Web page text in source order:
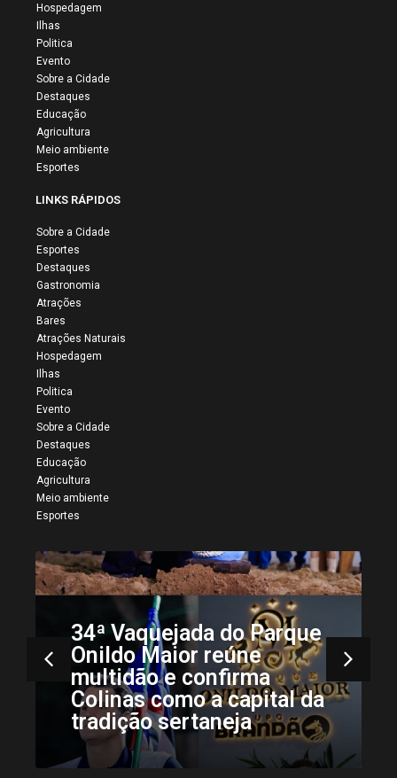
Hospedagem
Ilhas
Politica
Evento
Sobre a Cidade
Destaques
Educação
Agricultura
Meio ambiente
Esportes
LINKS RÁPIDOS
Sobre a Cidade
Esportes
Destaques
Gastronomia
Atrações
Bares
Atrações Naturais
Hospedagem
Ilhas
Politica
Evento
Sobre a Cidade
Destaques
Educação
Agricultura
Meio ambiente
Esportes
34ª Vaquejada do Parque
Onildo Maior reúne
multidão e confirma
Colinas como a capital da
tradição sertaneja